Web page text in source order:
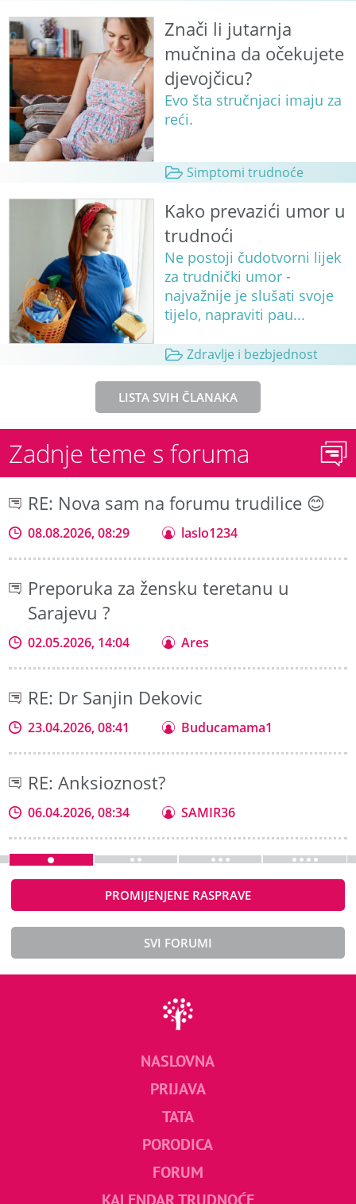
Znači li jutarnja
mučnina da očekujete
djevojčicu?
Evo šta stručnjaci imaju za
reći.
Simptomi trudnoće
Kako prevazići umor u
trudnoći
Ne postoji čudotvorni lijek
za trudnički umor -
najvažnije je slušati svoje
tijelo, napraviti pau...
Zdravlje i bezbjednost
LISTA SVIH ČLANAKA
Zadnje teme s foruma
RE: Nova sam na forumu trudilice 😊
08.08.2026, 08:29 laslo1234
Preporuka za žensku teretanu u
Sarajevu ?
02.05.2026, 14:04 Ares
RE: Dr Sanjin Dekovic
23.04.2026, 08:41 Buducamama1
RE: Anksioznost?
06.04.2026, 08:34 SAMIR36
PROMIJENJENE RASPRAVE
SVI FORUMI
NASLOVNA
PRIJAVA
TATA
PORODICA
FORUM
KALENDAR TRUDNOĆE